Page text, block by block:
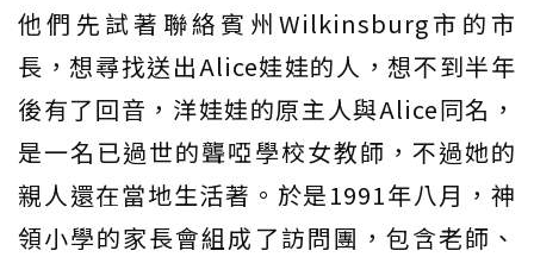
他們先試著聯絡賓州Wilkinsburg市的市
長，想尋找送出Alice娃娃的人，想不到半年
後有了回音，洋娃娃的原主人與Alice同名，
是一名已過世的聾啞學校女教師，不過她的
親人還在當地生活著。於是1991年八月，神
領小學的家長會組成了訪問團，包含老師、